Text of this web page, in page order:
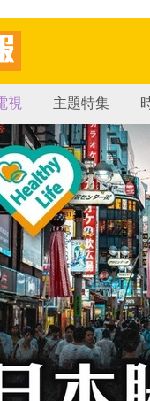
視 主題特集